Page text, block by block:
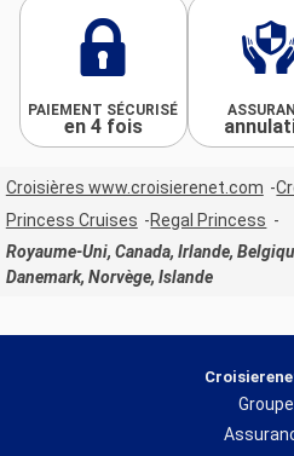
PAIEMENT SÉCURISÉ
en 4 fois
Croisières www.croisierenet.com
Princess Cruises
Regal Princess
Royaume-Uni, Canada, Irlande,
Danemark, Norvège, Islande